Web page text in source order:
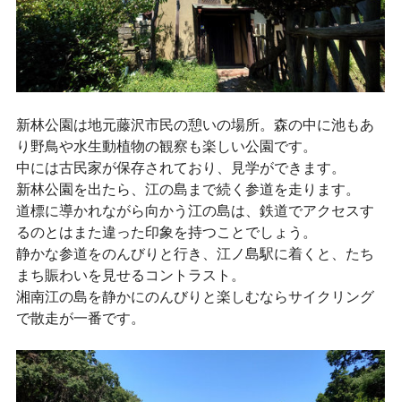
新林公園は地元藤沢市民の憩いの場所。森の中に池もあ
り野鳥や水生動植物の観察も楽しい公園です。
中には古民家が保存されており、見学ができます。
新林公園を出たら、江の島まで続く参道を走ります。
道標に導かれながら向かう江の島は、鉄道でアクセスす
るのとはまた違った印象を持つことでしょう。
静かな参道をのんびりと行き、江ノ島駅に着くと、たち
まち賑わいを見せるコントラスト。
湘南江の島を静かにのんびりと楽しむならサイクリング
で散走が一番です。